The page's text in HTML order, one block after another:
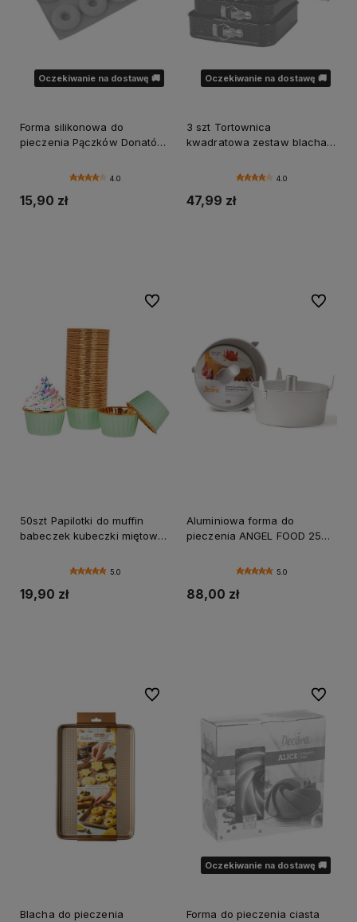
Oczekiwanie na dostawę 🚚
Forma silikonowa do
pieczenia Pączków Donatów
4.0
15,90 zł
Oczekiwanie na dostawę 🚚
3 szt Tortownica
kwadratowa zestaw blacha
24/26/28cm
4.0
47,99 zł
50szt Papilotki do muffin
babeczek kubeczki miętowo
5.0
19,90 zł
Do ulubionych
Aluminiowa forma do
pieczenia ANGEL FOOD 25
5.0
88,00 zł
Do
Blacha do pieczenia
Do ulubionych
Oczekiwanie na dostawę 🚚
Forma do pieczenia ciasta
Do